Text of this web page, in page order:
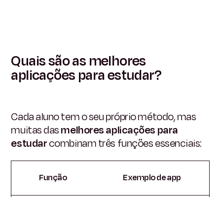
Quais são as melhores
aplicações para estudar?
Cada aluno tem o seu próprio método, mas
muitas dasmelhores aplicações para
estudarcombinam três funções essenciais:
Função Exemplo de app